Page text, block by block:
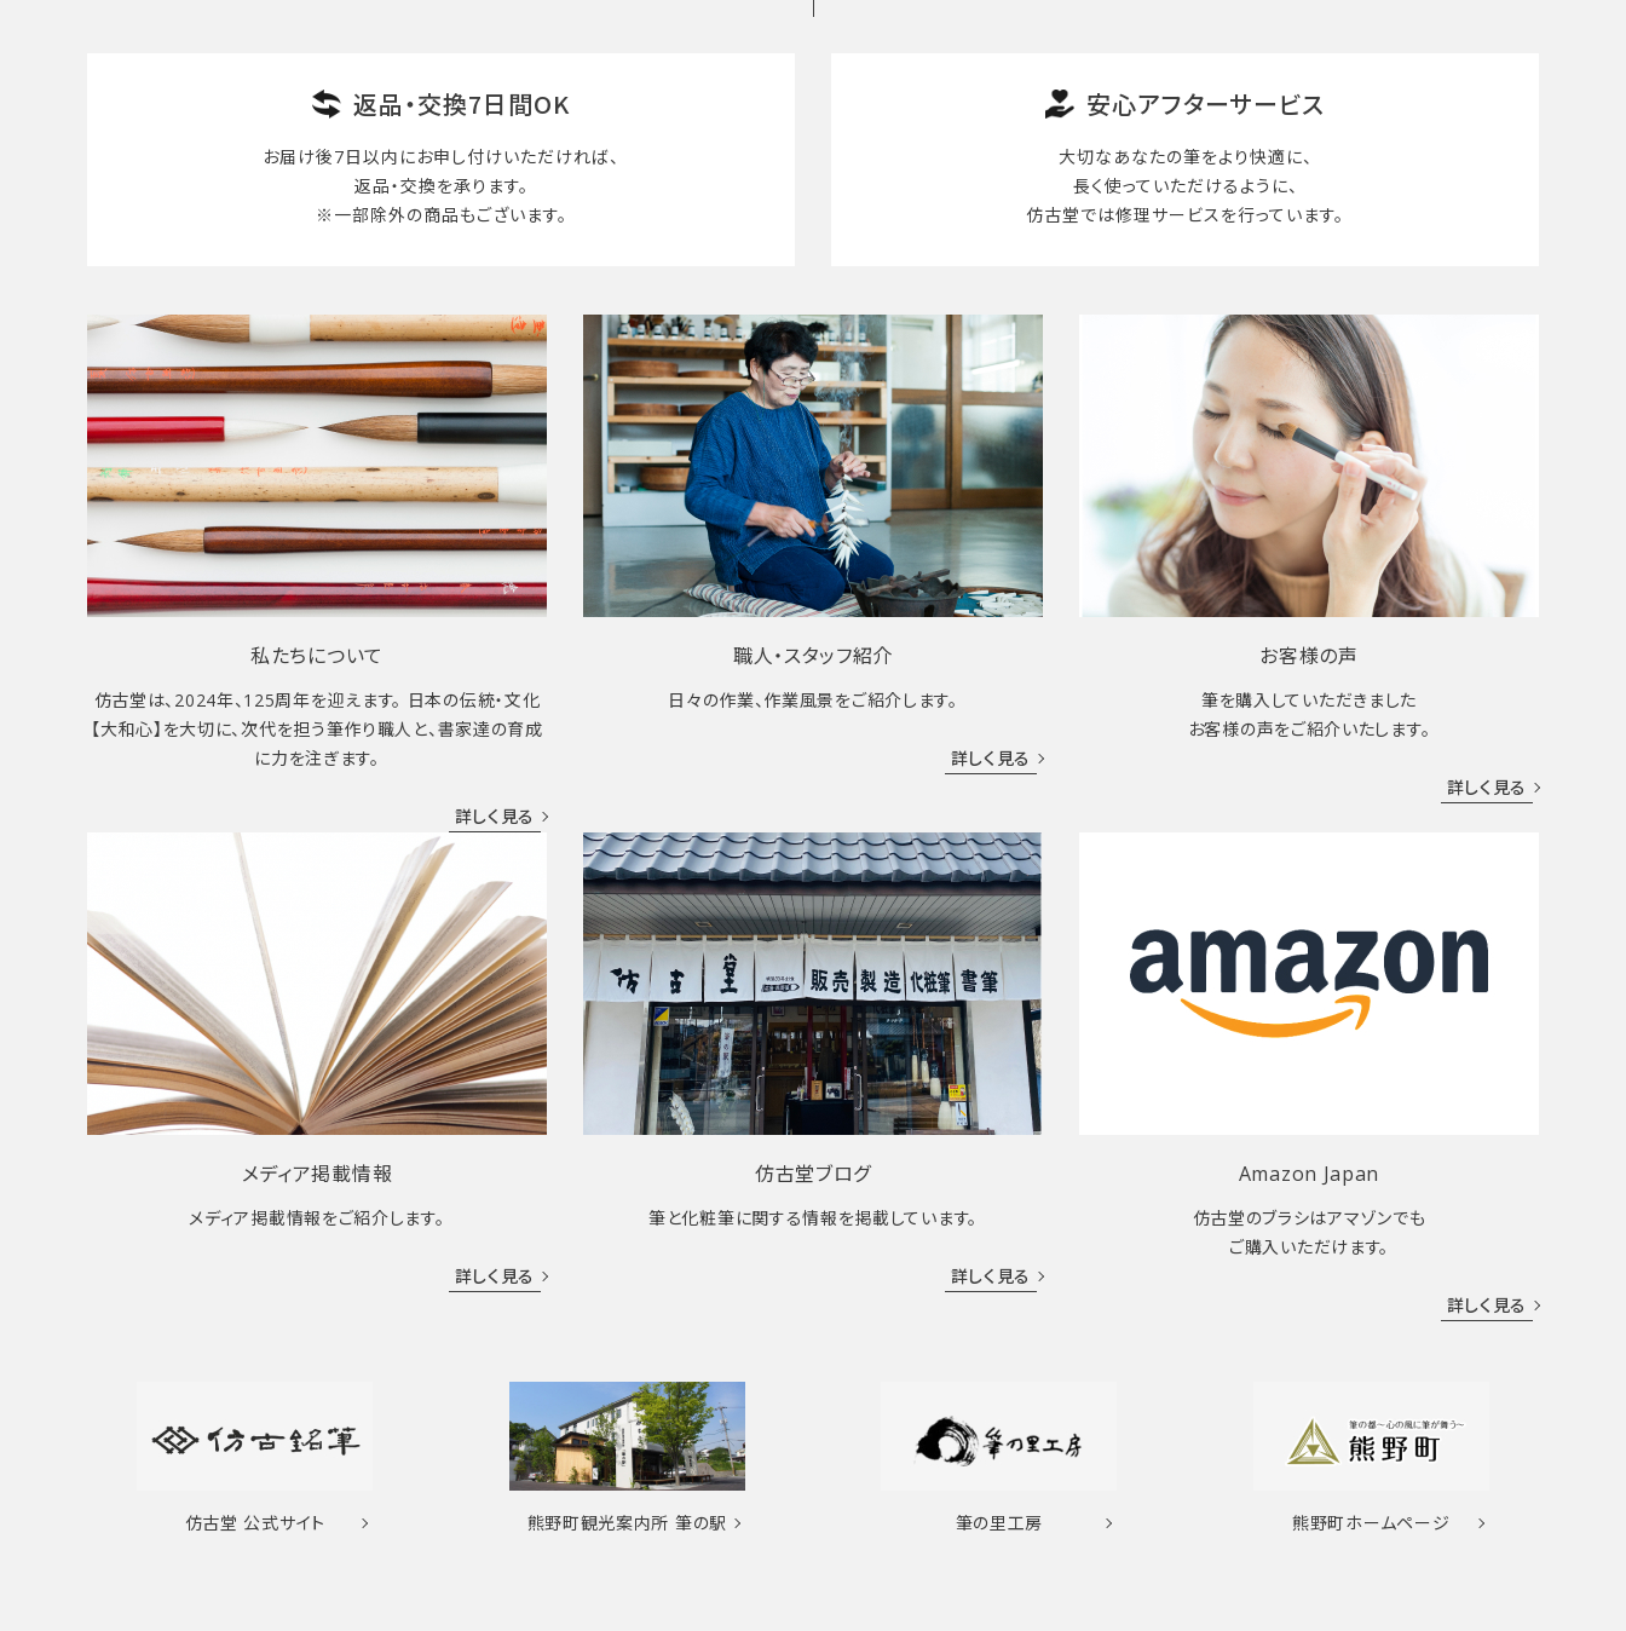
返品・交換7日間OK
お届け後7日以内にお申し付けいただければ、
返品・交換を承ります。
※一部除外の商品もございます。
安心アフターサービス
大切なあなたの筆をより快適に、
長く使って いただけるように、
仿古堂では修理サービスを行っています。
私たちについて
仿古堂は、2024年、125周年を迎えます。 日本の伝統・文化
【大和心】を大切に、次代を担う筆作り職人と、書家達の育成
に力を注ぎます。
詳しく見る
職人・スタッフ紹介
日々の作業、作業風景をご紹介します。
詳しく見る
お客様の声
筆を購入していただきました
お客様の声をご紹介いたします。
詳しく見る
メディア掲載情報
メディア掲載情報をご紹介します。
詳しく見る
仿古堂ブログ
筆と化粧筆に関する情報を掲載しています。
詳しく見る
Amazon Japan
仿古堂のブラシはアマゾンでも
ご購入いただけます。
詳しく見る
仿古堂 公式サイト 熊野町観光案内所 筆の駅 筆の里工房 熊野町ホームページ